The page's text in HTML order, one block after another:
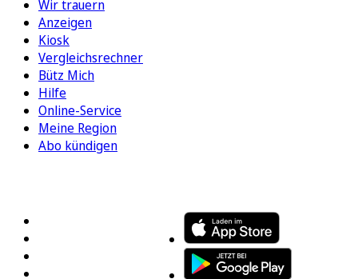
Wir trauern
Anzeigen
Kiosk
Vergleichsrechner
Bütz Mich
Hilfe
Online-Service
Meine Region
Abo kündigen